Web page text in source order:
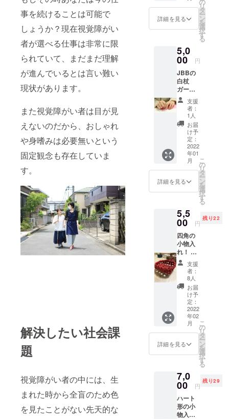
事を続けることは可能で
しょうか？現在視覚障がい
者が選べる仕事は非常に限
られていて、まだまだ理解
が進んでいるとは言い難い
現状があります。
また視覚障がい者は目が見
えないのだから、おしゃれ
や身嗜みは必要無いという
固定観念も存在していま
す。
解決したい社会課
題
視覚障がい者の中には、 生
まれた時から全盲のため色
を見たことがない先天的な
た美容を通
じて、視覚
応援する活
動をしてお
ります。
私自身はネ
イリスト
で、視覚障
がい者専門
のネイリス
トをやって
います。
目が見えな
い人は爪を
どうやって
う、生まれ
つき目が見
えない人は
色を見たこ
とがない。
など、様々
な疑問を感
じる中で、
色の世界か
ら一番遠い
人のおしゃ
れの概念を
知りたいと
ました。
私がこの活
動を始めて
メール
をお送
りいた
しま
詳細を見る
リ
タ
ー
ン
を
選
択
す
る
5,0
00 円
JBBの
白杖
ガー
ル、あ
やの、
モエ
カ、
ゆっこ
から感
謝の気
持ちを
込めた
点字の
お手紙
をお届
けいた
す。 ※
墨字の
訳もお
付けい
たしま
す。 ※
発送は
日本国
内に限
定させ
ていた
だきま
す。
支援
者：
1人
お届
け予
定：
2022
年01
月
詳細を見る
こ
の
リ
タ
ー
ン
を
選
択
す
る
5,5
00 円
残り22
四角の
小物入
れ！ 白
杖ガー
ルが心
を込め
てお作
りいた
しま
す。
ちょっ
とした
小物も
カゴに
入れる
だけで
れにな
りま
す。 サ
イズ :
(約)縦
10cm×
支援
者：
8人
お届
け予
定：
2022
年02
月
詳細を見る
こ
の
リ
タ
ー
ン
を
選
択
す
る
7,0
00 円
残り29
ハート
形の小
物入